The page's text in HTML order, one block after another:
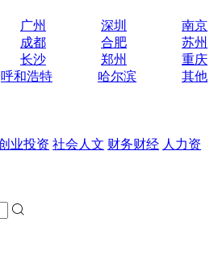
广州 深圳
南京
成都 合肥
苏州
长沙 郑州
重庆
呼和浩特 哈尔滨
其他
业投资 社会人文 财务财经 人力资